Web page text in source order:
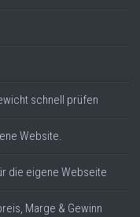
schnell prüfen
Website.
die eigene Webseite
Marge & Gewinn